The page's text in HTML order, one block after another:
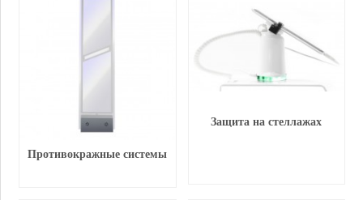
Противокражные системы
Защита на стеллажах